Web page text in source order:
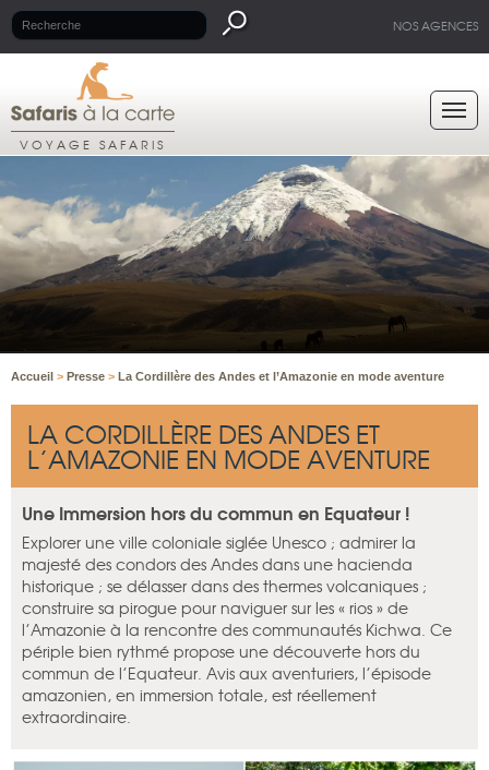
NOS AGENCES
VOYAGE SAFARIS
Accueil > Presse > La Cordillère des Andes et l’Amazonie en mode aventure
LA CORDILLÈRE DES ANDES ET
L’AMAZONIE EN MODE AVENTURE
Une Immersion hors du commun en Equateur !
Explorer une ville coloniale siglée Unesco ; admirer la
majesté des condors des Andes dans une hacienda
historique ; se délasser dans des thermes volcaniques ;
construire sa pirogue pour naviguer sur les « rios » de
l’Amazonie à la rencontre des communautés Kichwa. Ce
périple bien rythmé propose une découverte hors du
commun de l’Equateur. Avis aux aventuriers, l’épisode
amazonien, en immersion totale, est réellement
extraordinaire.